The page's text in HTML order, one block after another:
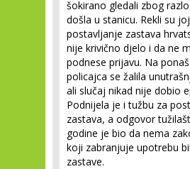
šokirano gledali zbog
došla u stanicu. Rekli su
postavljanje zastava
nije krivično djelo i da ne
podnese prijavu. Na
policajca se žalila
ali slučaj nikad nije dobio
Podnijela je i tužbu za
zastava, a odgovor
godine je bio da nema
koji zabranjuje upotrebu
zastave.